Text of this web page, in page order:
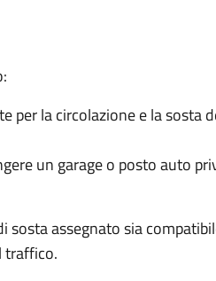
per la circolazione e la sosta
un garage o posto auto
sosta assegnato sia
traffico.